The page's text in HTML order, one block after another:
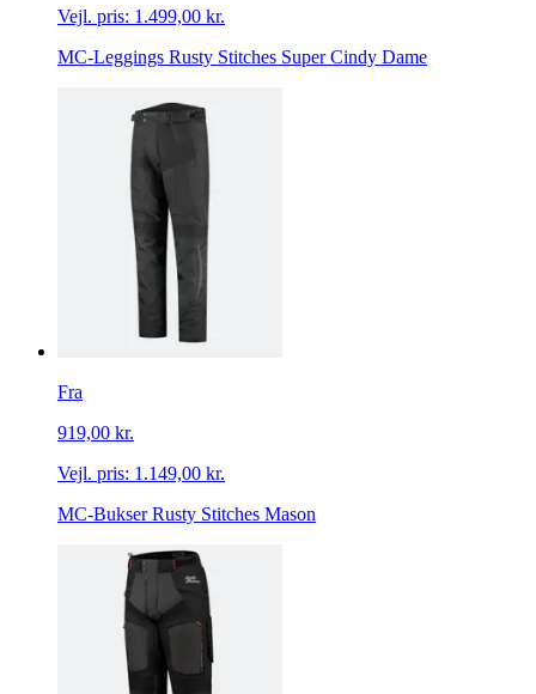
Vejl. pris: 1.499,00 kr.
MC-Leggings Rusty Stitches Super Cindy Dame
Fra
919,00 kr.
Vejl. pris: 1.149,00 kr.
MC-Bukser Rusty Stitches Mason